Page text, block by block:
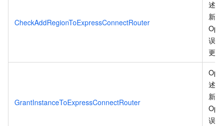
CheckAddRegionToExpressConnectRouter
述
新、
误
更
GrantInstanceToExpressConnectRouter
述
新、
误